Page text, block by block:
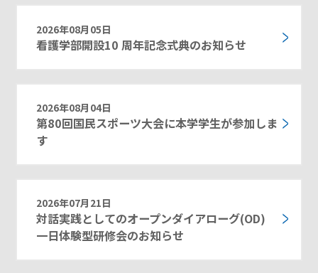
2026年08月05日
看護学部開設10 周年記念式典のお知らせ
2026年08月04日
第80回国民スポーツ大会に本学学生が参加しま
す
2026年07月21日
対話実践としてのオープンダイアローグ(OD)
一日体験型研修会のお知らせ